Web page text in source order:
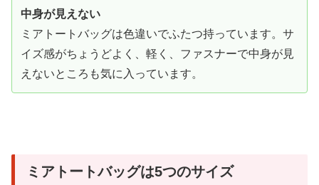
中身が見えない
ミアトートバッグは色違いでふたつ持っています。サ
イズ感がちょうどよく、軽く、ファスナーで中身が見
えないところも気に入っています。
ミアトートバッグは5つのサイズ